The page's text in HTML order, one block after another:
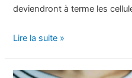
deviendront à terme les
Aperçu
la
Lire la suite »